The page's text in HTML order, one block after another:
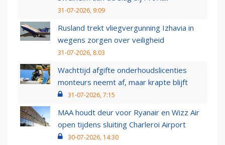
31-07-2026, 9:09
Rusland trekt vliegvergunning Izhavia in
wegens zorgen over veiligheid
31-07-2026, 8:03
Wachttijd afgifte onderhoudslicenties
monteurs neemt af, maar krapte blijft
31-07-2026, 7:15
MAA houdt deur voor Ryanair en Wizz Air
open tijdens sluiting Charleroi Airport
30-07-2026, 14:30